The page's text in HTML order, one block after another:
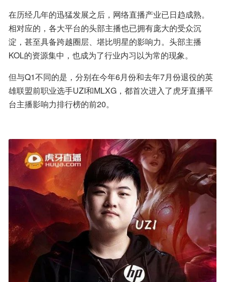
在历经几年的迅猛发展之后，网络直播产业已日趋成熟。
相对应的，各大平台的头部主播也已拥有庞大的受众沉
淀，甚至具备跨越圈层、堪比明星的影响力。头部主播
KOL的资源集中，也成为了行业内习以为常的现象。
但与Q1不同的是，分别在今年6月份和去年7月份退役的英
雄联盟前职业选手UZI和MLXG，都首次进入了虎牙直播平
台主播影响力排行榜的前20。